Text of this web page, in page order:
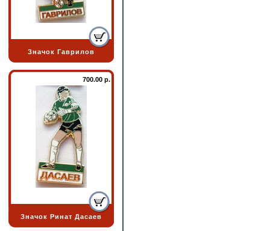
Значок Гаврилов
700.00 р.
Значок Ринат Дасаев